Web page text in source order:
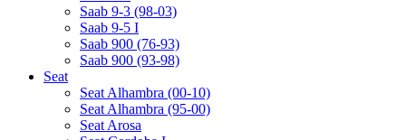
Saab 9-3 (98-03)
Saab 9-5 I
Saab 900 (76-93)
Saab 900 (93-98)
Seat
Seat Alhambra (00-10)
Seat Alhambra (95-00)
Seat Arosa